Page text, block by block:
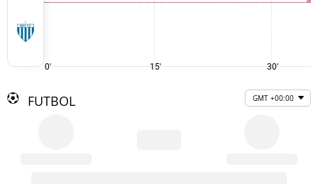
0' 15' 30'
FUTBOL GMT +00:00